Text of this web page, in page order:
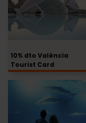
10% dto València
Tourist Card
al
Oceanogràfic
y
Hemisfèric
Oceanogràfic